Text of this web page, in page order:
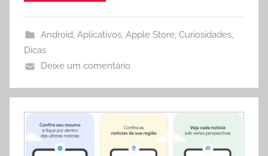
Android, Aplicativos, Apple Store, Curiosidades,
Dicas
Deixe um comentário